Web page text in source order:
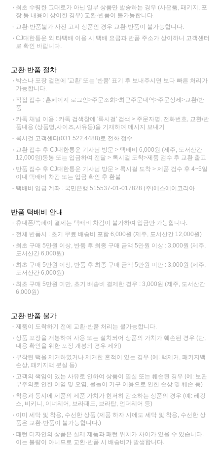
최초 수령한 그대로가 아닌 일부 상품만 발송하는 경우 (사은품, 패키지, 포
장 등 내용이 상이한 경우) 교환·반품이 불가능합니다.
교환·반품불가 사전 고지 상품인 경우 교환·반품이 불가능합니다.
CJ대한통운 외 타택배 이용 시 택배 요금과 반품 주소가 상이하니 고객센터
로 확인 바랍니다.
교환·반품 절차
박스나 포장 겉면에 '교환' 또는 '반품' 표기 후 보내주시면 보다 빠른 처리가
가능합니다.
직접 접수 : 홈페이지 로그인>주문조회>최근주문내역>주문상세>교환/반
품
카톡 채널 이용 : 카톡 검색창에 '록시걸' 검색 > 주문자명, 전화번호, 교환/반
품내용 (상품명,사이즈,사유등)을 기재하여 메시지 보내기
록시걸 고객센터(031.522.4488)로 전화 접수
교환 접수 후 CJ대한통운 기사님 방문 > 택배비 6,000원 (제주, 도서산간
12,000원)동봉 또는 입금하여 전달 > 록시걸 도착>제품 검수 후 교환 출고
반품 접수 후 CJ대한통운 기사님 방문 > 록시걸 도착 > 제품 검수 후 4~5일
이내 택배비 차감 또는 입금 확인 후 환불
택배비 입금 계좌 : 국민은행 515537-01-017828 (주)에스에이코리아
반품 택배비 안내
휴대폰/쓱페이 결제는 택배비 차감이 불가하여 입금만 가능합니다.
전체 반품시 : 초기 무료 배송비 포함 6,000원 (제주, 도서산간 12,000원)
최초 구매 5만원 이상, 반품 후 최종 구매 금액 5만원 이상 : 3,000원 (제주,
도서산간 6,000원)
최초 구매 5만원 이상, 반품 후 최종 구매 금액 5만원 미만 : 3,000원 (제주,
도서산간 6,000원)
최초 구매 5만원 미만, 초기 배송비 결제한 경우 : 3,000원 (제주, 도서산간
6,000원)
교환·반품 불가
제품이 도착하기 전에 교환·반품 처리는 불가능합니다.
상품 포장을 개봉하여 사용 또는 설치되어 상품의 가치가 훼손된 경우 (단,
내용 확인을 위한 포장 개봉의 경우 제외)
부착된 택을 제거하였거나 제거한 흔적이 있는 경우 (예: 택제거, 패키지백
손상, 패키지백 분실 등)
고객의 책임이 있는 사유로 인하여 상품이 멸실 또는 훼손된 경우 (예: 보관
부주의로 인한 이염 및 오염, 물놀이 기구 이용으로 인한 손상 및 훼손 등)
착용과 동시에 제품의 제품 가치가 현저히 감소하는 상품의 경우 (예: 레깅
스, 비키니, 이너웨어, 브라패드, 브라탑, 언더웨어 등)
이미 세탁 및 착용, 수선한 상품 (제품 하자 시에도 세탁 및 착용, 수선한 상
품은 교환·반품이 불가능합니다.)
패턴 디자인의 상품은 실제 제품과 패턴 위치가 차이가 있을 수 있습니다.
이는 불량이 아니므로 교환·반품 시 배송비가 발생합니다.